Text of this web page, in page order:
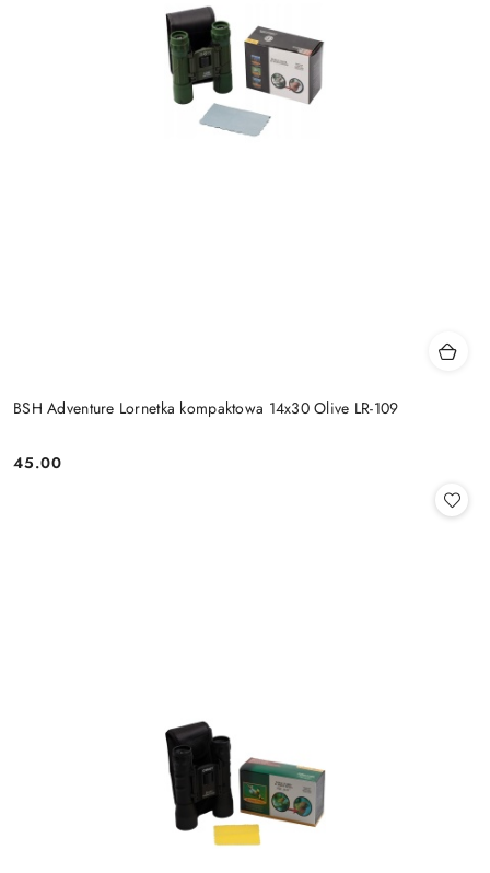
BSH Adventure Lornetka kompaktowa 14x30 Olive LR-109
Cena:
45.00